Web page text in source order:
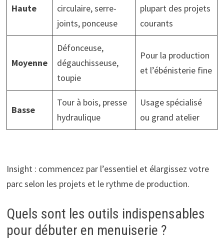
Haute
circulaire, serre-
joints, ponceuse
plupart des projets
courants
Moyenne
Défonceuse,
dégauchisseuse,
toupie
Pour la production
et l’ébénisterie fine
Basse
Tour à bois, presse
hydraulique
Usage spécialisé
ou grand atelier
Insight : commencez par l’essentiel et élargissez votre
parc selon les projets et le rythme de production.
Quels sont les outils indispensables
pour débuter en menuiserie ?